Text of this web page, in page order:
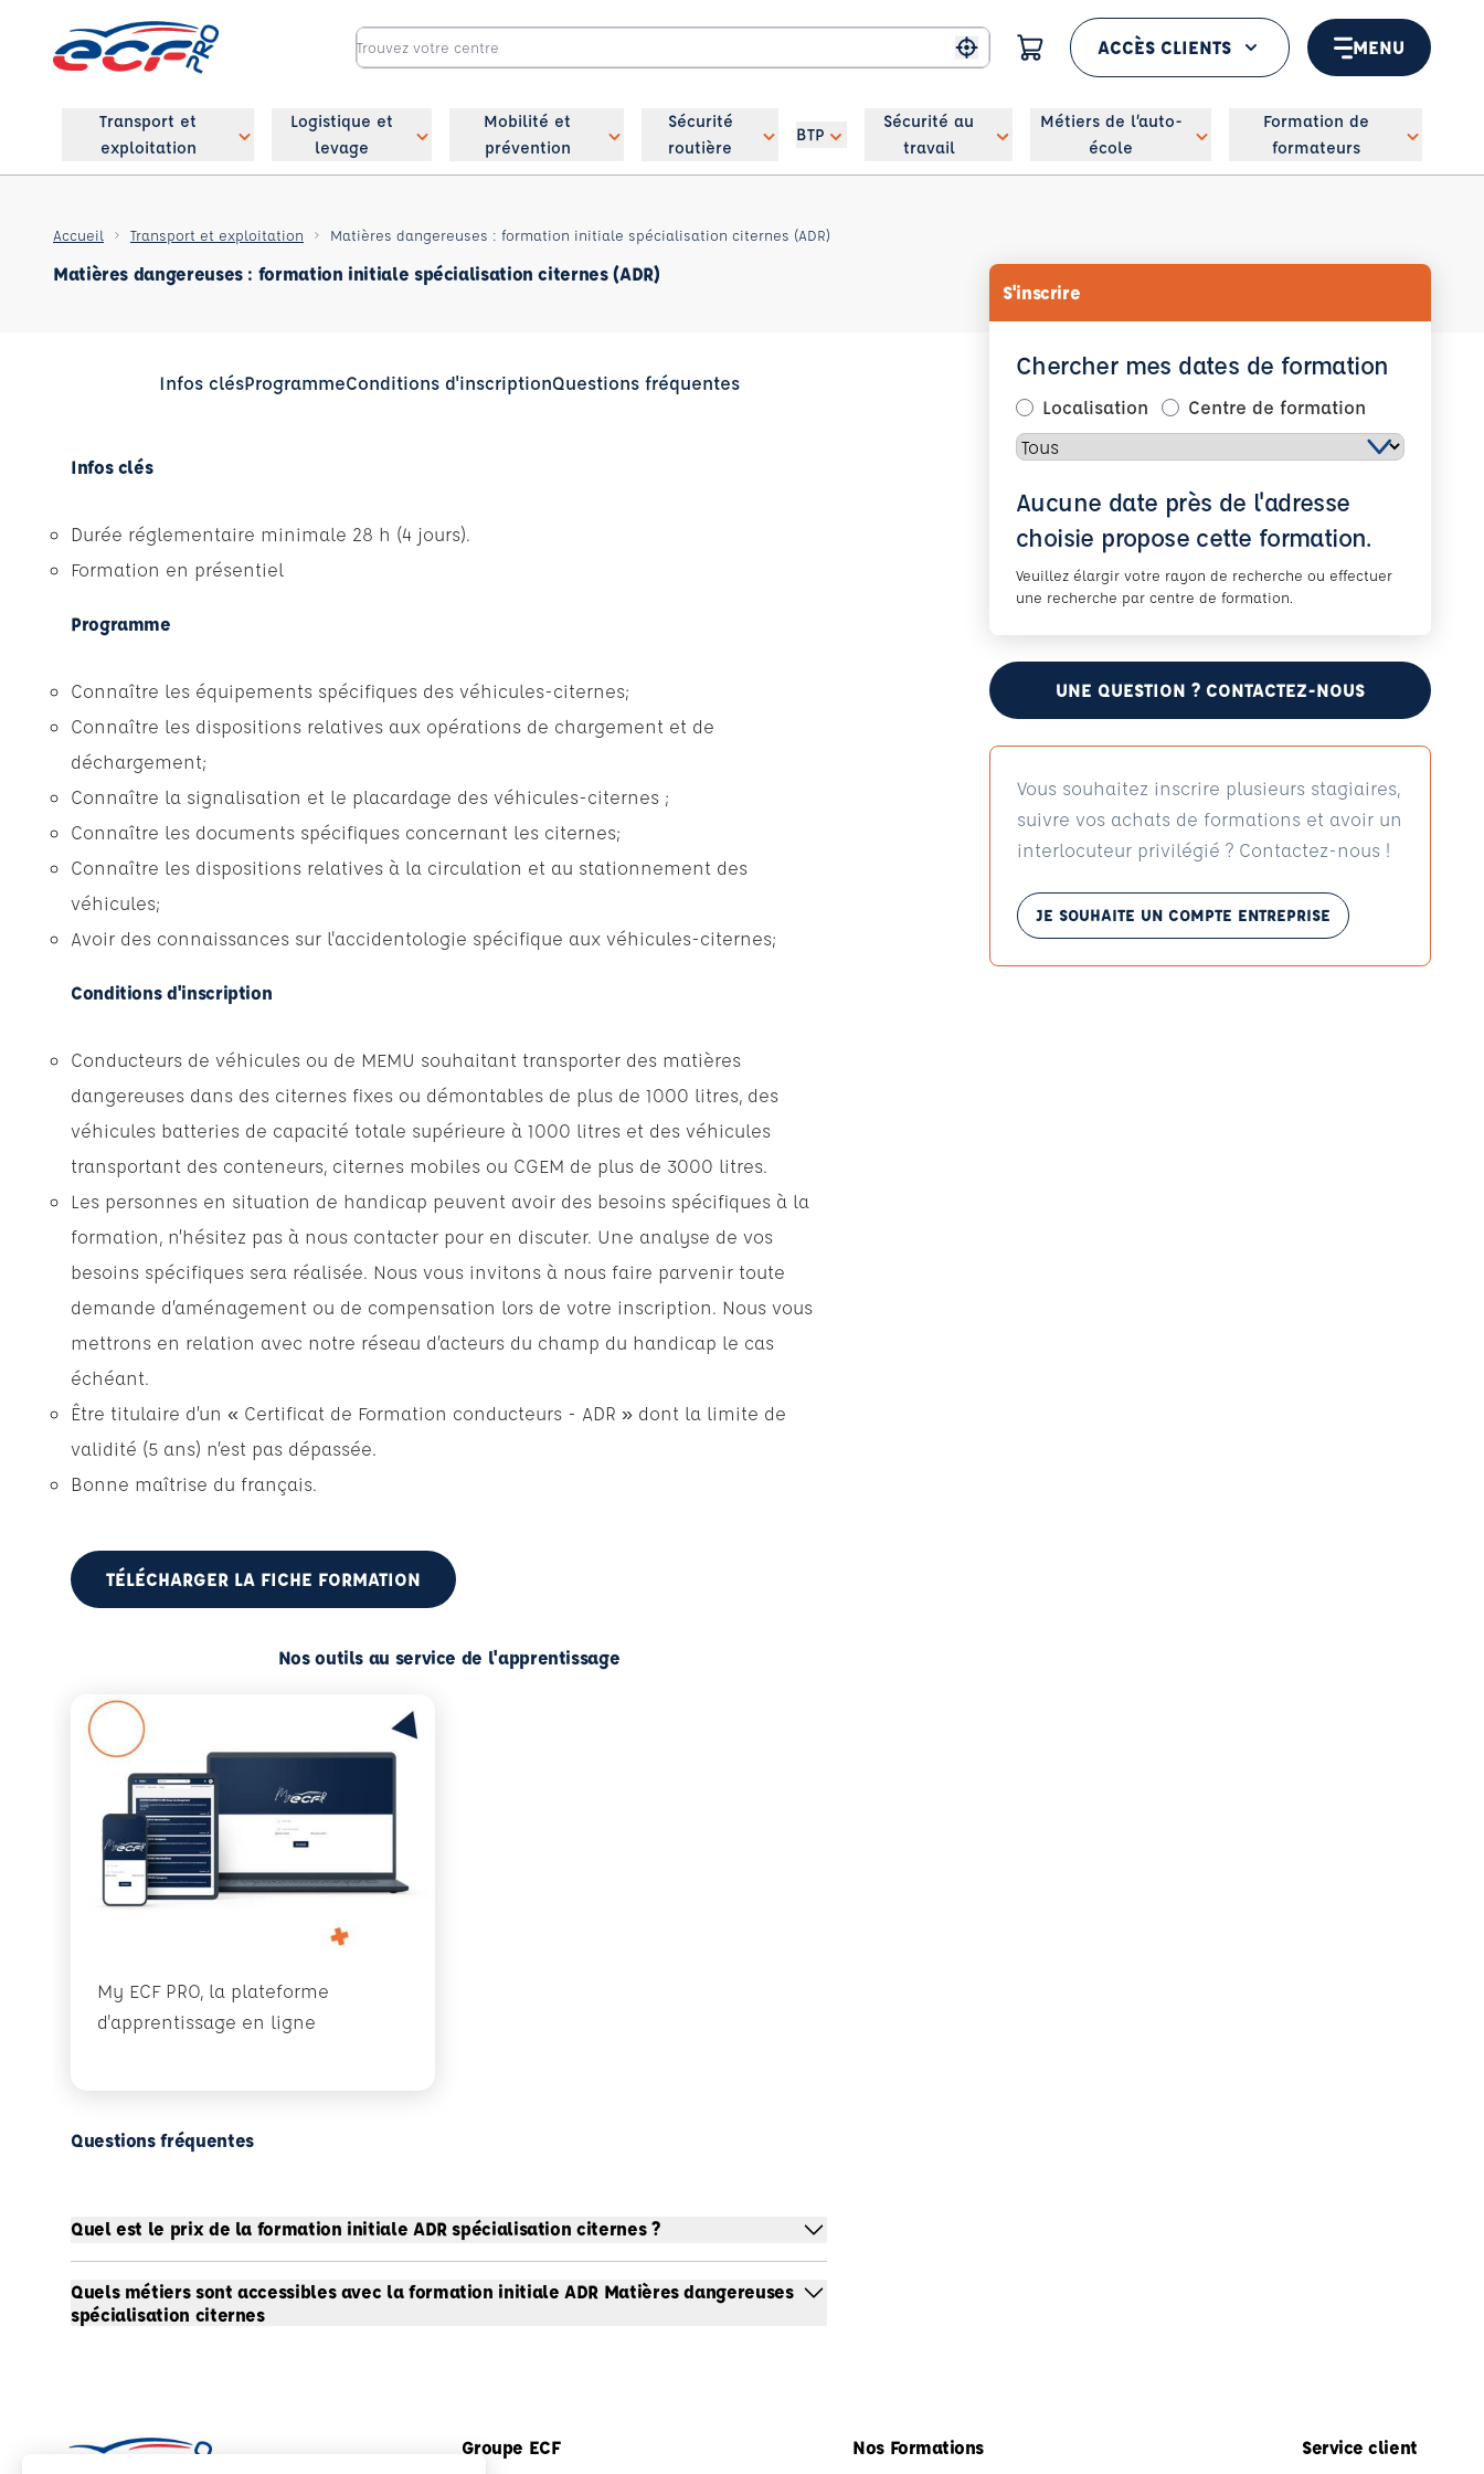
Me géolocaliser
ACCÈS CLIENTS MENU
Transport et
exploitation
Logistique et
levage
Mobilité et
prévention
Sécurité
routière
BTP
Sécurité au
travail
Métiers de l’auto-
école
Formation de
formateurs
Accueil Transport et exploitation Matières dangereuses : formation initiale spécialisation citernes (ADR)
Matières dangereuses : formation initiale spécialisation citernes (ADR)
Infos clésProgrammeConditions d'inscriptionQuestions fréquentes
Infos clés
Durée réglementaire minimale 28 h (4 jours).
Formation en présentiel
Programme
Connaître les équipements spécifiques des véhicules-citernes;
Connaître les dispositions relatives aux opérations de chargement et de
déchargement;
Connaître la signalisation et le placardage des véhicules-citernes ;
Connaître les documents spécifiques concernant les citernes;
Connaître les dispositions relatives à la circulation et au stationnement des
véhicules;
Avoir des connaissances sur l'accidentologie spécifique aux véhicules-citernes;
Conditions d'inscription
Conducteurs de véhicules ou de MEMU souhaitant transporter des matières
dangereuses dans des citernes fixes ou démontables de plus de 1000 litres, des
véhicules batteries de capacité totale supérieure à 1000 litres et des véhicules
transportant des conteneurs, citernes mobiles ou CGEM de plus de 3000 litres.
Les personnes en situation de handicap peuvent avoir des besoins spécifiques à la
formation, n’hésitez pas à nous contacter pour en discuter. Une analyse de vos
besoins spécifiques sera réalisée. Nous vous invitons à nous faire parvenir toute
demande d’aménagement ou de compensation lors de votre inscription. Nous vous
mettrons en relation avec notre réseau d’acteurs du champ du handicap le cas
échéant.
Être titulaire d’un « Certificat de Formation conducteurs - ADR » dont la limite de
validité (5 ans) n’est pas dépassée.
Bonne maîtrise du français.
TÉLÉCHARGER LA FICHE FORMATION
Nos outils au service de l'apprentissage
My ECF PRO, la plateforme
d'apprentissage en ligne
Questions fréquentes
Quel est le prix de la formation initiale ADR spécialisation citernes ?
Quels métiers sont accessibles avec la formation initiale ADR Matières dangereuses
spécialisation citernes
S'inscrire
Chercher mes dates de formation
Localisation Centre de formation
Aucune date près de l'adresse
choisie propose cette formation.
Veuillez élargir votre rayon de recherche ou effectuer
une recherche par centre de formation.
UNE QUESTION ? CONTACTEZ-NOUS
Vous souhaitez inscrire plusieurs stagiaires,
suivre vos achats de formations et avoir un
interlocuteur privilégié ? Contactez-nous !
JE SOUHAITE UN COMPTE ENTREPRISE
Groupe ECF Nos Formations Service client